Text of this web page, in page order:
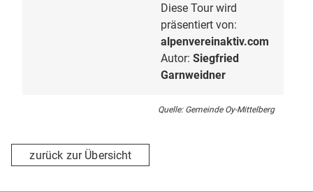
Diese Tour wird
präsentiert von:
alpenvereinaktiv.com
Autor: Siegfried
Garnweidner
Quelle: Gemeinde Oy-Mittelberg
zurück zur Übersicht